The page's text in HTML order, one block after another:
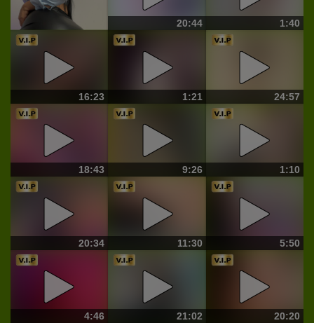
20:44 1:40
16:23 1:21 24:57
18:43 9:26 1:10
20:34 11:30 5:50
4:46 21:02 20:20